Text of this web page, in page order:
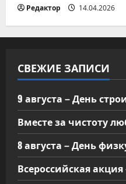
Редактор 14.04.2026
СВЕЖИЕ ЗАПИСИ
9 августа – День
Вместе за чистоту
8 августа – День
Всероссийская